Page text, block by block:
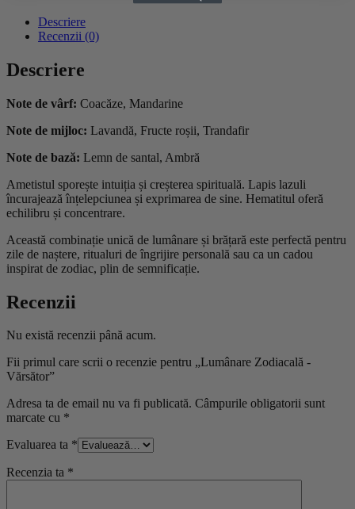
Descriere
Recenzii (0)
Descriere
Note de vârf: Coacăze, Mandarine
Note de mijloc: Lavandă, Fructe roșii, Trandafir
Note de bază: Lemn de santal, Ambră
Ametistul sporește intuiția și creșterea spirituală. Lapis lazuli
încurajează înțelepciunea și exprimarea de sine. Hematitul oferă
echilibru și concentrare.
Această combinație unică de lumânare și brățară este perfectă pentru
zile de naștere, ritualuri de îngrijire personală sau ca un cadou
inspirat de zodiac, plin de semnificație.
Recenzii
Nu există recenzii până acum.
Fii primul care scrii o recenzie pentru „Lumânare Zodiacală -
Vărsător”
Adresa ta de email nu va fi publicată. Câmpurile obligatorii sunt
marcate cu *
Evaluarea ta *
Recenzia ta *